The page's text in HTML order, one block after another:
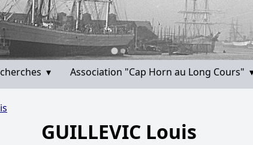
▾ Association "Cap Horn au Long Cours"
GUILLEVIC Louis